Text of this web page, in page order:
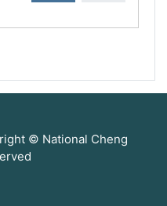
© National Cheng